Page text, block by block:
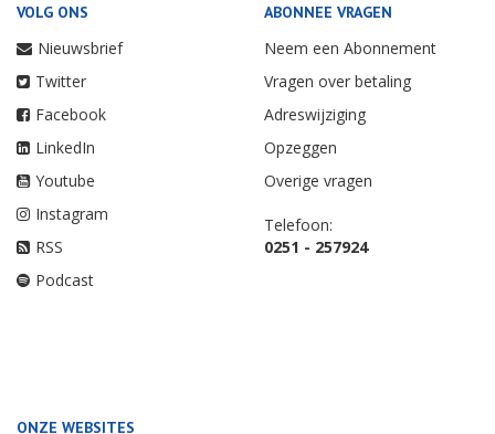
VOLG ONS
Nieuwsbrief
Twitter
Facebook
LinkedIn
Youtube
Instagram
RSS
Podcast
ABONNEE VRAGEN
Neem een Abonnement
Vragen over betaling
Adreswijziging
Opzeggen
Overige vragen
Telefoon:
0251 - 257924
ONZE WEBSITES